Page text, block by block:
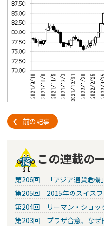
前の記事
この連載の
第206回 「アジア通貨危機
第205回 2015年のスイスフ
第204回 リーマン・ショッ
第203回 プラザ合意、なぜ